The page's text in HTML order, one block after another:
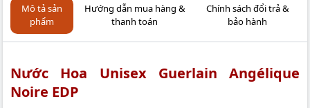
Mô tả sản
phẩm
Hướng dẫn mua hàng &
thanh toán
Chính sách đổi trả &
bảo hành
Nước Hoa Unisex Guerlain Angélique
Noire EDP